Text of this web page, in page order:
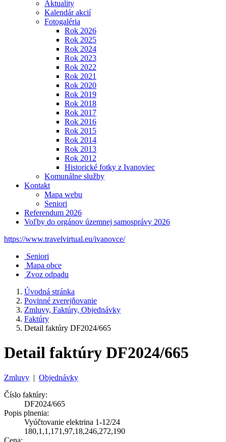
Aktuality
Kalendár akcií
Fotogaléria
Rok 2026
Rok 2025
Rok 2024
Rok 2023
Rok 2022
Rok 2021
Rok 2020
Rok 2019
Rok 2018
Rok 2017
Rok 2016
Rok 2015
Rok 2014
Rok 2013
Rok 2012
Historické fotky z Ivanoviec
Komunálne služby
Kontakt
Mapa webu
Seniori
Referendum 2026
Voľby do orgánov územnej samosprávy 2026
https://www.travelvirtual.eu/ivanovce/
Seniori
Mapa obce
Zvoz odpadu
Úvodná stránka
Povinné zverejňovanie
Zmluvy, Faktúry, Objednávky
Faktúry
Detail faktúry DF2024/665
Detail faktúry DF2024/665
Zmluvy | Objednávky
Číslo faktúry:
DF2024/665
Popis plnenia:
Vyúčtovanie elektrina 1-12/24
180,1,1,171,97,18,246,272,190
Cena: